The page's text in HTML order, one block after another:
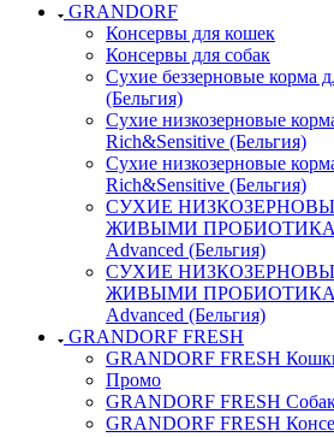
GRANDORF
Консервы для кошек
Консервы для собак
Сухие беззерновые корма
(Бельгия)
Сухие низкозерновые
Rich&Sensitive (Бельгия)
Сухие низкозерновые
Rich&Sensitive (Бельгия)
СУХИЕ
ЖИВЫМИ
Advanced (Бельгия)
СУХИЕ
ЖИВЫМИ
Advanced (Бельгия)
GRANDORF FRESH
GRANDORF FRESH
Промо
GRANDORF FRESH
GRANDORF FRESH